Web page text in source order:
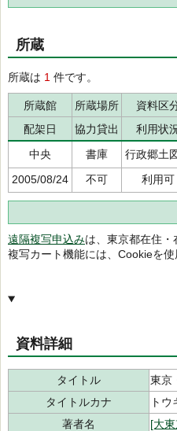
所蔵
所蔵は 1 件です。
所蔵館 所蔵場所 資料区
配架日
協力貸出 利用状
中央
書庫 行政郷土
2005/08/24
不可 利用可
遠隔複写申込みは、東京都在住
複写カート機能には、Cookieを
資料詳細
タイトル
東京
タイトルカナ
ト
著者名
[大